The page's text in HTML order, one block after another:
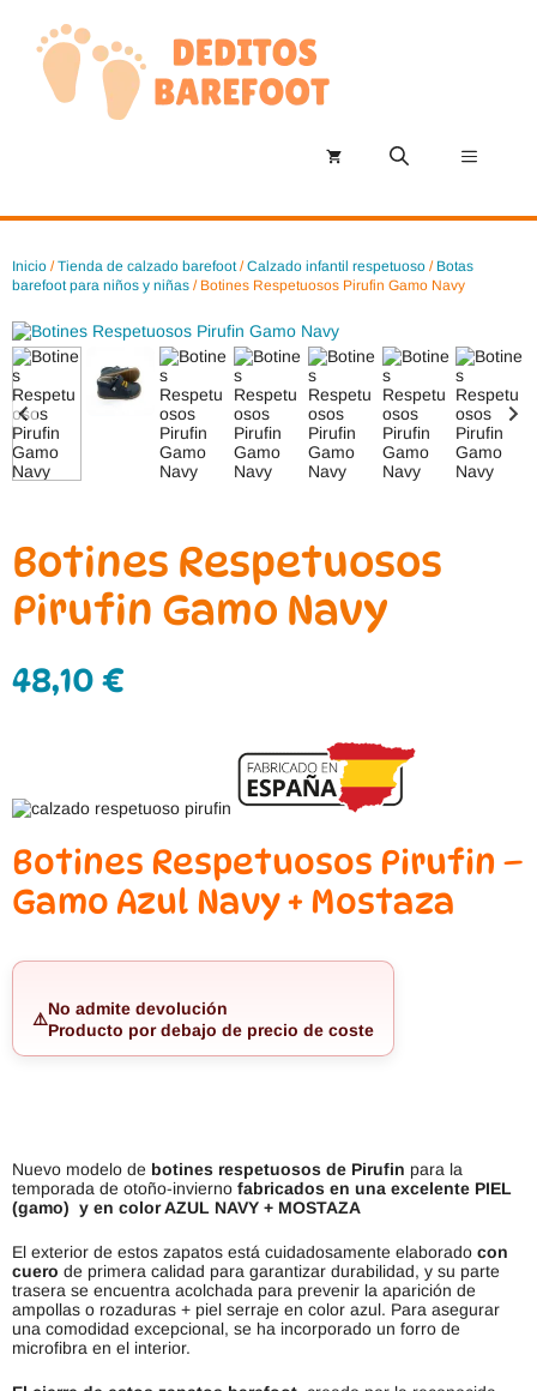
contenido
Menú
Inicio /Tienda de calzado barefoot/Calzado infantil respetuoso / Botas
barefoot para niños y niñas / Botines Respetuosos Pirufin Gamo Navy
Botines Respetuosos
Pirufin Gamo Navy
48,10 €
Botines Respetuosos Pirufin –
Gamo Azul Navy + Mostaza
⚠️
No admite devolución
Producto por debajo de precio de coste
Nuevo modelo de botines respetuosos de Pirufin para la
temporada de otoño-invierno fabricados en una excelente PIEL
(gamo) y en color AZUL NAVY + MOSTAZA
El exterior de estos zapatos está cuidadosamente elaborado con
cuero de primera calidad para garantizar durabilidad, y su parte
trasera se encuentra acolchada para prevenir la aparición de
ampollas o rozaduras + piel serraje en color azul. Para asegurar
una comodidad excepcional, se ha incorporado un forro de
microfibra en el interior.